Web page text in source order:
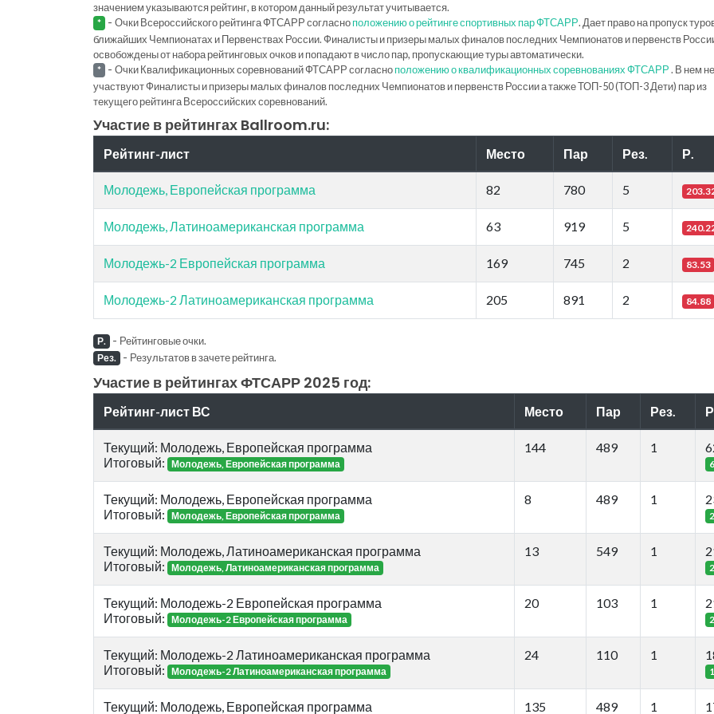
значением указываются рейтинг, в котором данный результат учитывается.
* - Очки Всероссийского рейтинга ФТСАРР согласноположению о рейтинге спортивных пар ФТСАРР. Дает право на пропуск
ближайших Чемпионатах и Первенствах России. Финалисты и призеры малых финалов последних Чемпионатов и первенств
освобождены от набора рейтинговых очков и попадают в число пар, пропускающие туры автоматически.
* - Очки Квалификационных соревнований ФТСАРР согласноположению о квалификационных соревнованиях ФТСАРР. В нем не
участвуют Финалисты и призеры малых финалов последних Чемпионатов и первенств России а также ТОП-50 (ТОП-3 Дети) пар из
текущего рейтинга Всероссийских соревнований.
Участие в рейтингах Ballroom.ru:
Рейтинг-лист Место Пар Рез. Р.
Молодежь, Европейская программа 82 780 5
Молодежь, Латиноамериканская программа 63 919 5
Молодежь-2 Европейская программа 169 745 2 83.53
Молодежь-2 Латиноамериканская программа 205 891 2 84.88
Р. - Рейтинговые очки.
Рез. - Результатов в зачете рейтинга.
Участие в рейтингах ФТСАРР 2025 год:
Рейтинг-лист ВС Место Пар Рез.
Текущий: Молодежь, Европейская программа
Итоговый: Молодежь, Европейская программа
144 489 1
Текущий: Молодежь, Европейская программа
Итоговый: Молодежь, Европейская программа
8 489 1
Текущий: Молодежь, Латиноамериканская программа
Итоговый: Молодежь, Латиноамериканская программа
13 549 1
Текущий: Молодежь-2 Европейская программа
Итоговый: Молодежь-2 Европейская программа
20 103 1
Текущий: Молодежь-2 Латиноамериканская программа
Итоговый: Молодежь-2 Латиноамериканская программа
24 110 1
Текущий: Молодежь, Европейская программа 135 489 1